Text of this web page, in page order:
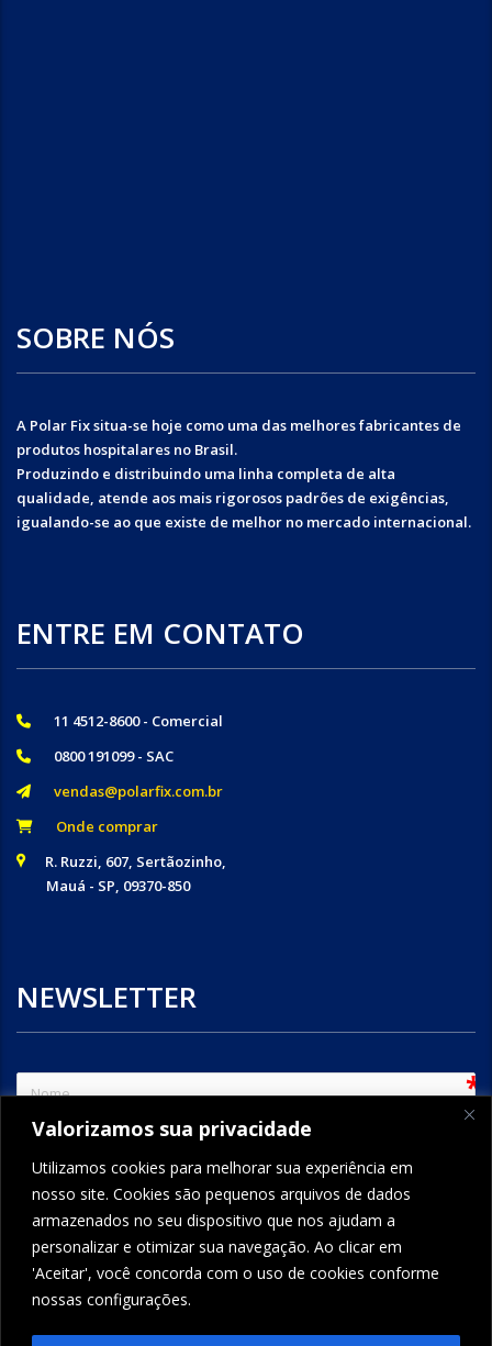
Valorizamos sua privacidade
Utilizamos cookies para melhorar sua experiência em
nosso site. Cookies são pequenos arquivos de dados
armazenados no seu dispositivo que nos ajudam a
personalizar e otimizar sua navegação. Ao clicar em
'Aceitar', você concorda com o uso de cookies conforme
nossas configurações.
SOBRE NÓS
A Polar Fix situa-se hoje como uma das melhores fabricantes de
produtos hospitalares no Brasil.
Produzindo e distribuindo uma linha completa de alta
qualidade, atende aos mais rigorosos padrões de exigências,
igualando-se ao que existe de melhor no mercado internacional.
ENTRE EM CONTATO
11 4512-8600 - Comercial
0800 191099 - SAC
vendas@polarfix.com.br
Onde comprar
R. Ruzzi, 607, Sertãozinho,
Mauá - SP, 09370-850
NEWSLETTER
FORMCRAFT - WORDPRESS FORM BUILDER